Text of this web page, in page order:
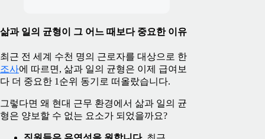
삶과 일의 균형이 그 어느 때보다 중요한 이유
최근 전 세계 수천 명의 근로자를 대상으로 한
조사에 따르면, 삶과 일의 균형은 이제 급여보
다 더 중요한 1순위 동기로 떠올랐습니다.
그렇다면 왜 현대 근무 환경에서 삶과 일의 균
형은 양보할 수 없는 요소가 되었을까요?